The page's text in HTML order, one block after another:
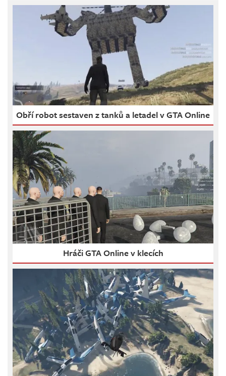
Obří robot sestaven z tanků a letadel v GTA Online
Hráči GTA Online v klecích